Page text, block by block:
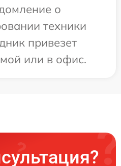
о
техники
привезет
или в офис.